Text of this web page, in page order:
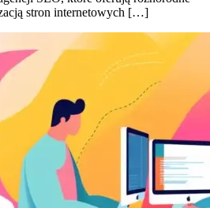
stron internetowych […]